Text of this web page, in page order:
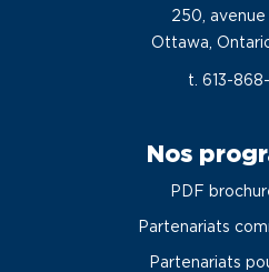
250, avenue
Ottawa,
t. 613-
Nos
PDF
Partenariats
Partenariats